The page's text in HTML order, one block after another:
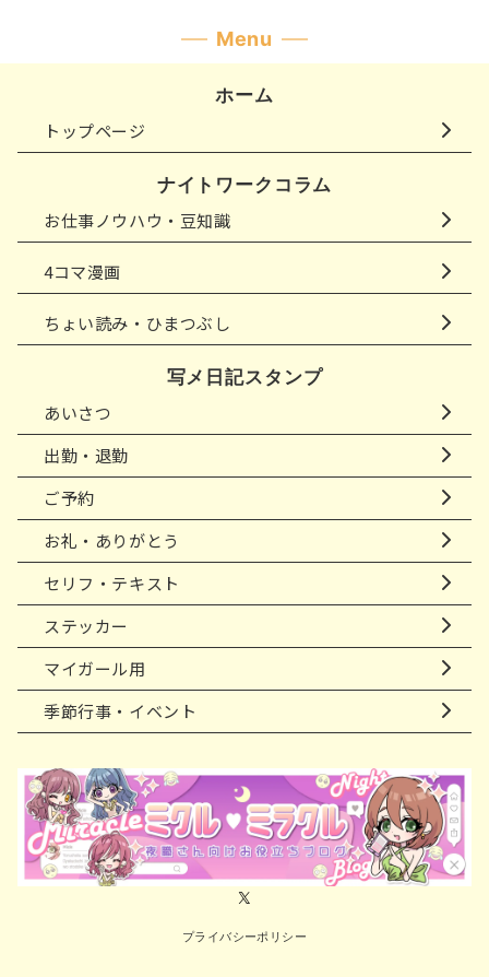
Menu
ホーム
トップページ
ナイトワークコラム
お仕事ノウハウ・豆知識
4コマ漫画
ちょい読み・ひまつぶし
写メ日記スタンプ
あいさつ
出勤・退勤
ご予約
お礼・ありがとう
セリフ・テキスト
ステッカー
マイガール用
季節行事・イベント
プライバシーポリシー